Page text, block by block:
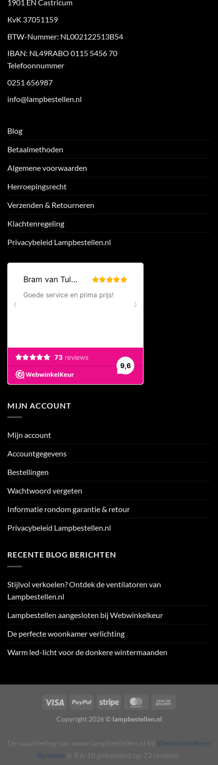
1901 EN Castricum
KvK 37051159
BTW-Nummer: NL002122513B54
IBAN: NL49RABO 0115 5456 70
Telefoonnummer
0251 656987
info@lampbestellen.nl
Blog
Betaalmethoden
Algemene voorwaarden
Herroepingsrecht
Verzenden & Retourneren
Klachtenregeling
Privacybeleid Lampbestellen.nl
MIJN ACCOUNT
Mijn account
Accountgegevens
Bestellingen
Wachtwoord vergeten
Informatie rondom garantie & retour
Privacybeleid Lampbestellen.nl
RECENTE BLOG BERICHTEN
Stijlvol verkoelen? Ontdek de ventilatoren van
Lampbestellen.nl
Lampbestellen aangesloten bij Webwinkelkeur
De perfecte woonkamer verlichting
Warm led-licht voor de donkere wintermaanden
Visa PayPal Stripe MasterCard
Copyright 2026 © lampbestellen.nl
De waardering van www.lampbestellen.nl bij WebwinkelKeur
Reviews is 9.6/10 gebaseerd op 73 reviews.